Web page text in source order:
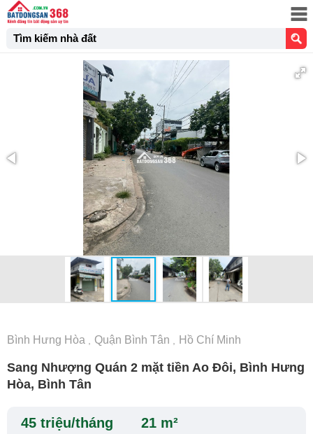
Tìm kiếm nhà đất
Bình Hưng Hòa Quận Bình Tân Hồ Chí Minh
Sang Nhượng Quán 2 mặt tiền Ao Đôi, Bình Hưng
Hòa, Bình Tân
45 triệu/tháng 21 m²